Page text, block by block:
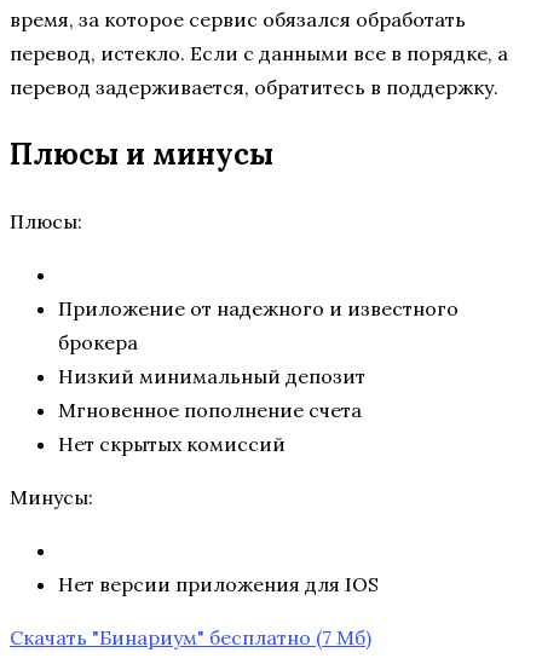
время, за которое сервис обязался обработать
перевод, истекло. Если с данными все в порядке, а
перевод задерживается, обратитесь в поддержку.
Плюсы и минусы
Плюсы:
Приложение от надежного и известного
брокера
Низкий минимальный депозит
Мгновенное пополнение счета
Нет скрытых комиссий
Минусы:
Нет версии приложения для IOS
Скачать "Бинариум" бесплатно (7 Мб)